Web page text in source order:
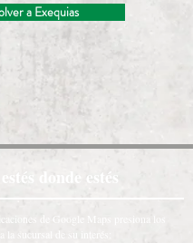
a Exequias
donde estés
de Google Maps presiona los
la sucursal de su interés: